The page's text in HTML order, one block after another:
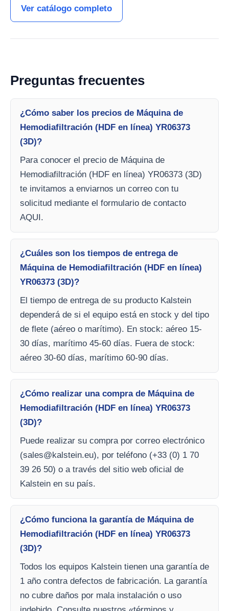
Ver catálogo completo
Preguntas frecuentes
¿Cómo saber los precios de Máquina de
Hemodiafiltración (HDF en línea) YR06373
(3D)?
Para conocer el precio de Máquina de
Hemodiafiltración (HDF en línea) YR06373 (3D)
te invitamos a enviarnos un correo con tu
solicitud mediante el formulario de contacto
AQUI.
¿Cuáles son los tiempos de entrega de
Máquina de Hemodiafiltración (HDF en línea)
YR06373 (3D)?
El tiempo de entrega de su producto Kalstein
dependerá de si el equipo está en stock y del tipo
de flete (aéreo o marítimo). En stock: aéreo 15-
30 días, marítimo 45-60 días. Fuera de stock:
aéreo 30-60 días, marítimo 60-90 días.
¿Cómo realizar una compra de Máquina de
Hemodiafiltración (HDF en línea) YR06373
(3D)?
Puede realizar su compra por correo electrónico
(sales@kalstein.eu), por teléfono (+33 (0) 1 70
39 26 50) o a través del sitio web oficial de
Kalstein en su país.
¿Cómo funciona la garantía de Máquina de
Hemodiafiltración (HDF en línea) YR06373
(3D)?
Todos los equipos Kalstein tienen una garantía de
1 año contra defectos de fabricación. La garantía
no cubre daños por mala instalación o uso